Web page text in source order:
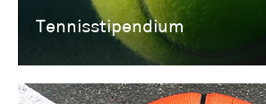
Tennisstipendium